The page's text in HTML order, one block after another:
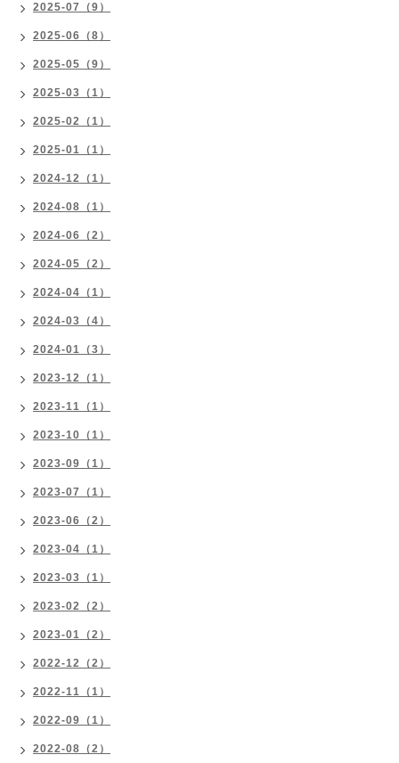
2025-07（9）
2025-06（8）
2025-05（9）
2025-03（1）
2025-02（1）
2025-01（1）
2024-12（1）
2024-08（1）
2024-06（2）
2024-05（2）
2024-04（1）
2024-03（4）
2024-01（3）
2023-12（1）
2023-11（1）
2023-10（1）
2023-09（1）
2023-07（1）
2023-06（2）
2023-04（1）
2023-03（1）
2023-02（2）
2023-01（2）
2022-12（2）
2022-11（1）
2022-09（1）
2022-08（2）